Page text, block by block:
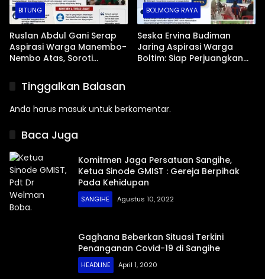
BITUNG
Ruslan Abdul Gani Serap
Aspirasi Warga Manembo-
Nembo Atas, Soroti
Usulan Pemekaran
Kelurahan
BOLMONG RAYA
Seska Ervina Budiman
Jaring Aspirasi Warga
Boltim: Siap Perjuangkan
Tinggalkan Balasan
Anda harus masuk untuk berkomentar.
Baca Juga
Komitmen Jaga Persatuan Sangihe,
Ketua Sinode GMIST : Gereja Berpihak
Pada Kehidupan
SANGIHE Agustus 10, 2022
Gaghana Beberkan Situasi Terkini
Penanganan Covid-19 di Sangihe
HEADLINE April 1, 2020